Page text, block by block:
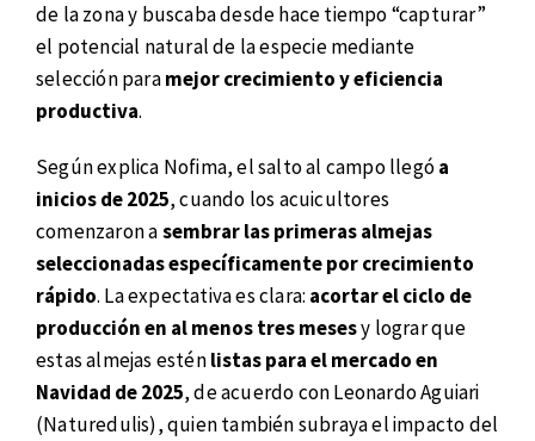
de la zona y buscaba desde hace tiempo “capturar”
el potencial natural de la especie mediante
selección paramejor crecimiento y eficiencia
productiva.
Según explica Nofima, el salto al campo llegóa
inicios de 2025, cuando los acuicultores
comenzaron asembrar las primeras almejas
seleccionadas específicamente por crecimiento
rápido. La expectativa es clara: acortar el ciclo de
producción en al menos tres mesesy lograr que
estas almejas esténlistas para el mercado en
Navidad de 2025, de acuerdo con Leonardo Aguiari
(Naturedulis), quien también subraya el impacto del